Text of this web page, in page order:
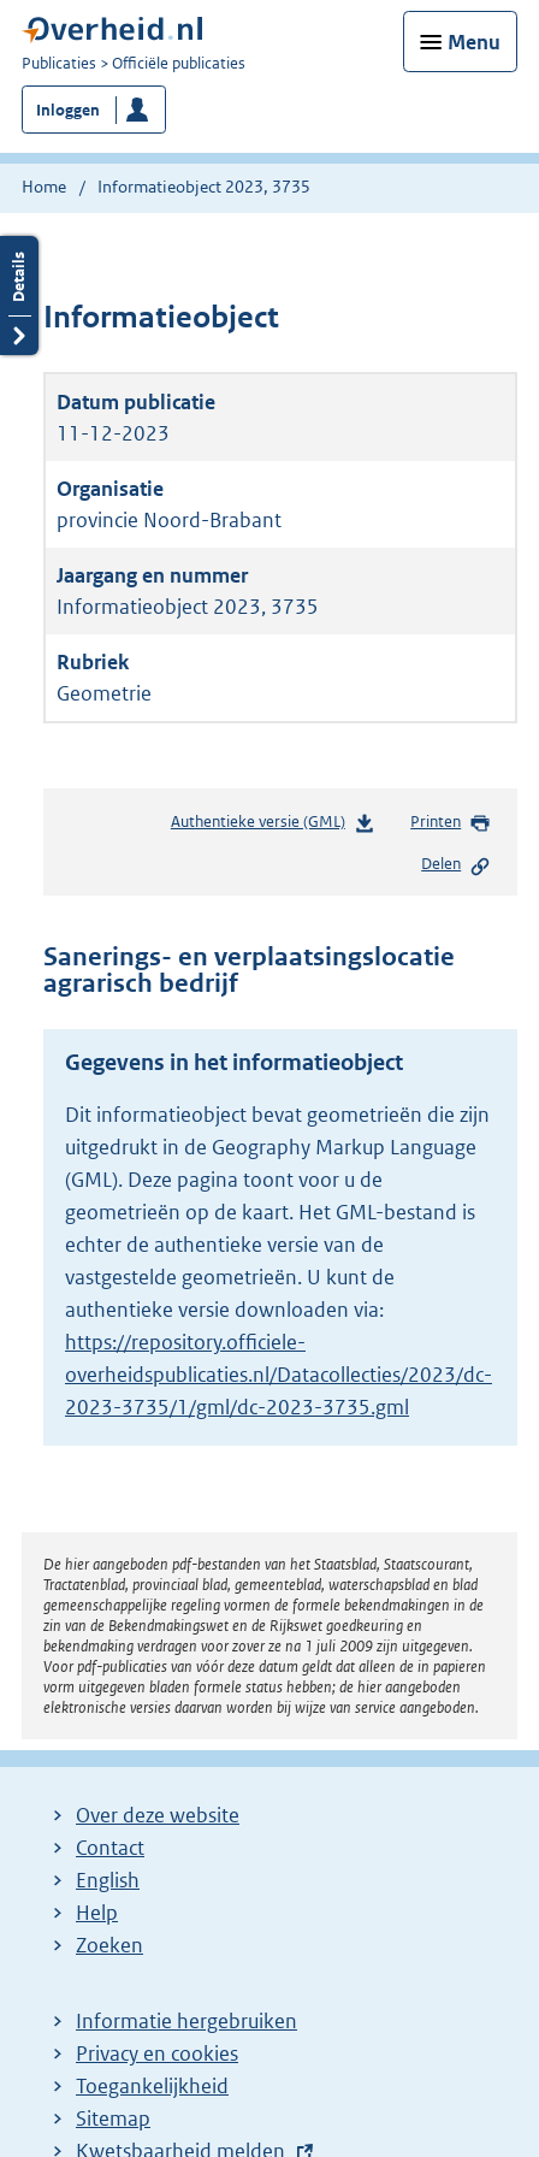
Menu
U
bent
nu
hier:
Publicaties Officiële publicaties
Inloggen
Home Informatieobject 2023, 3735
Informatieobject
11-12-2023
provincie Noord-Brabant
Informatieobject 2023, 3735
Geometrie
Authentieke versie (GML)b
n
d
o
t
t
e
:
5
K
b
Printen
Delen
Sanerings- en verplaatsingslocatie
agrarisch bedrijf
Gegevens in het informatieobject
Dit informatieobject bevat geometrieën die zijn
uitgedrukt in de Geography Markup Language
(GML). Deze pagina toont voor u de
geometrieën op de kaart. Het GML-bestand is
echter de authentieke versie van de
vastgestelde geometrieën. U kunt de
authentieke versie downloaden via:
https://repository.officiele-
overheidspublicaties.nl/Datacollecties/2023/dc-
2023-3735/1/gml/dc-2023-3735.gml
Disclaimer
De hier aangeboden pdf-bestanden van het Staatsblad, Staatscourant,
Tractatenblad, provinciaal blad, gemeenteblad, waterschapsblad en blad
gemeenschappelijke regeling vormen de formele bekendmakingen in de
zin van de Bekendmakingswet en de Rijkswet goedkeuring en
bekendmaking verdragen voor zover ze na 1 juli 2009 zijn uitgegeven.
Voor pdf-publicaties van vóór deze datum geldt dat alleen de in papieren
vorm uitgegeven bladen formele status hebben; de hier aangeboden
elektronische versies daarvan worden bij wijze van service aangeboden.
Over deze website
Contact
English
Help
Zoeken
Informatie hergebruiken
Privacy en cookies
Toegankelijkheid
Sitemap
E
Kwetsbaarheid melden